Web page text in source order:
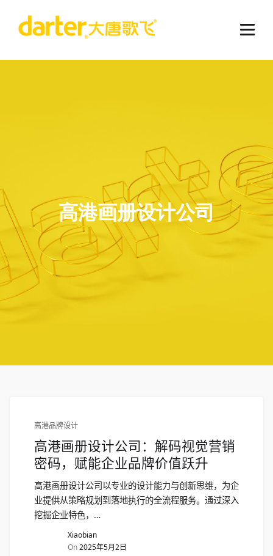
高港画册设计公司
高港品牌设计
高港画册设计公司：解码视觉营销
密码，赋能企业品牌价值跃升
高港画册设计公司以专业的设计能力与创新思维，为企
业提供从策略规划到落地执行的全流程服务。通过深入
挖掘企业特色，…
Xiaobian
On2025年5月2日